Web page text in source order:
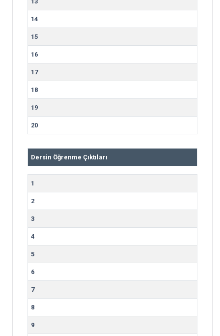
14
15
16
17
18
19
20
Dersin Öğrenme Çıktıları
1
2
3
4
5
6
7
8
9